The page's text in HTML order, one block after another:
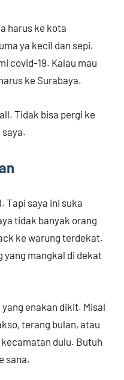
harus ke kota
ya kecil dan sepi.
covid-19. Kalau mau
ke Surabaya.
Tidak bisa pergi ke
saya.
Tapi saya ini suka
tidak banyak orang
ke warung terdekat.
yang mangkal di dekat
enakan dikit. Misal
terang bulan, atau
dulu. Butuh
sana.